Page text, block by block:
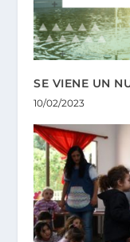
SE VIENE UN
10/02/2023